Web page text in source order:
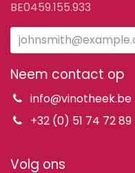
BE0459.155.933
Neem contact op
info@vinotheek.be
+32 (0) 51 74 72 89
Volg ons